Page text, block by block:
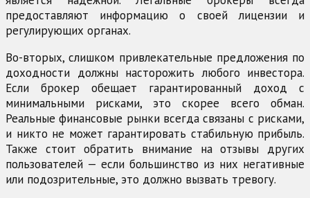
предоставляют информацию о своей лицензии и
регулирующих органах.
Во-вторых, слишком привлекательные предложения по
доходности должны насторожить любого инвестора.
Если брокер обещает гарантированный доход с
минимальными рисками, это скорее всего обман.
Реальные финансовые рынки всегда связаны с рисками,
и никто не может гарантировать стабильную прибыль.
Также стоит обратить внимание на отзывы других
пользователей — если большинство из них негативные
или подозрительные, это должно вызвать тревогу.